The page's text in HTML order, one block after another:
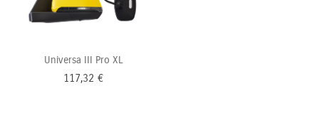
Universa III Pro XL
117,32 €